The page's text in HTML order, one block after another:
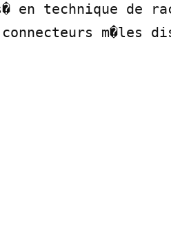
en technique de
m�les